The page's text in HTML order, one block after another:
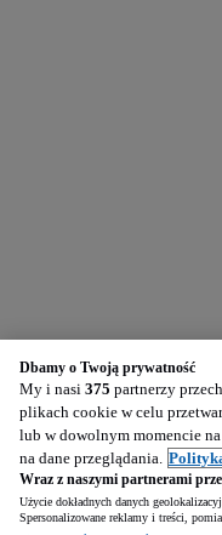
Dbamy o Twoją prywatność
My i nasi 375 partnerzy
plikach cookie w celu
lub w dowolnym momencie
na dane przeglądania.
Wraz z naszymi partnerami
Użycie dokładnych danych
Spersonalizowane reklamy i treści,